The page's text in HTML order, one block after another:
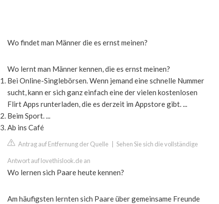
Wo findet man Männer die es ernst meinen?
Wo lernt man Männer kennen, die es ernst meinen?
Bei Online-Singlebörsen. Wenn jemand eine schnelle Nummer
sucht, kann er sich ganz einfach eine der vielen kostenlosen
Flirt Apps runterladen, die es derzeit im Appstore gibt. ...
Beim Sport. ...
Ab ins Café
Antrag auf Entfernung der Quelle Sehen Sie sich die vollständige
Antwort auf lovethislook.de an
Wo lernen sich Paare heute kennen?
Am häufigsten lernten sich Paare über gemeinsame Freunde